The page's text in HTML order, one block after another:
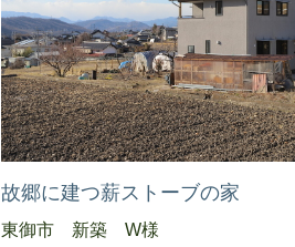
故郷に建つ薪ストーブの家
東御市 新築 W様